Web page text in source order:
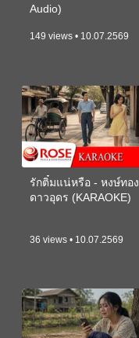
Audio)
149 views • 10.07.2569
รักติ๋มแน่หรือ - หงษ์ทอง
ดาวอุดร (KARAOKE)
36 views • 10.07.2569